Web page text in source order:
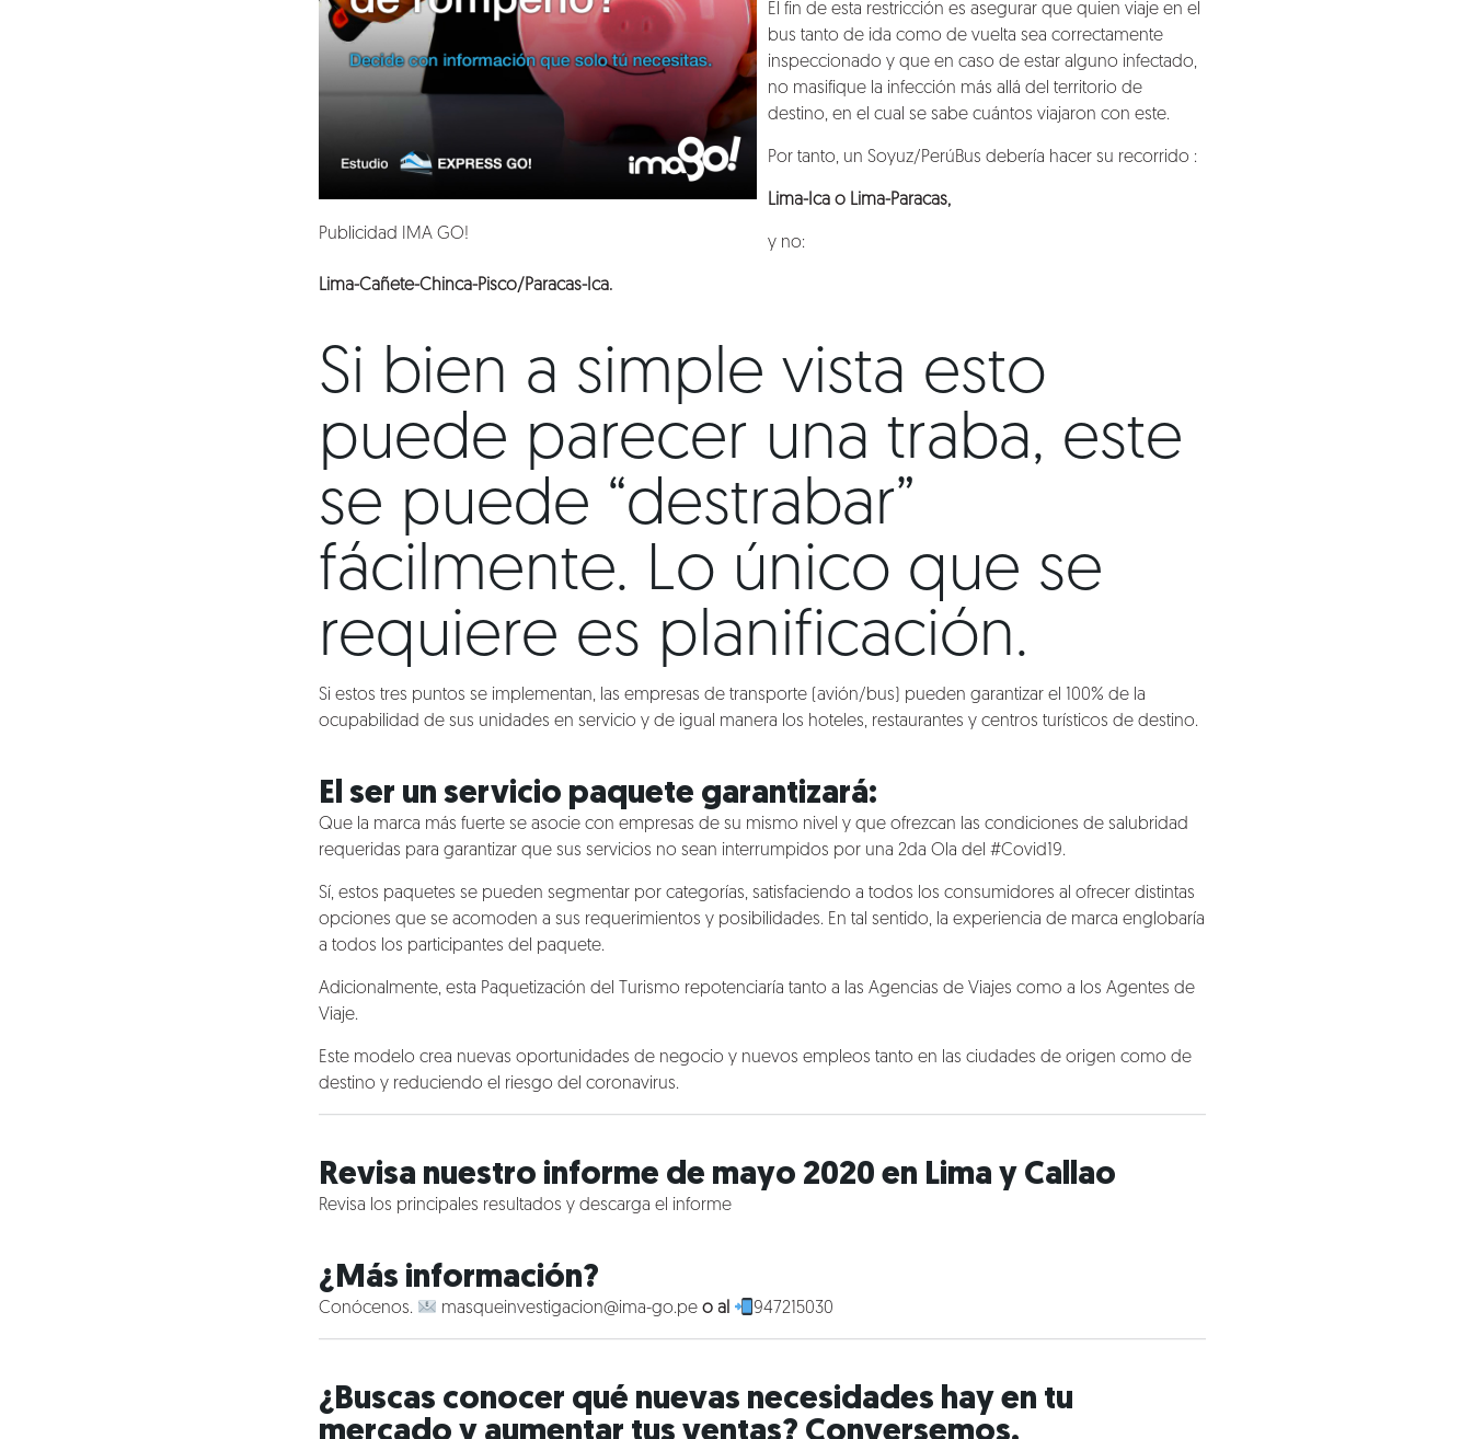
Publicidad IMA GO!
El fin de esta restricción es asegurar que quien viaje en el
bus tanto de ida como de vuelta sea correctamente
inspeccionado y que en caso de estar alguno infectado,
no masifique la infección más allá del territorio de
destino, en el cual se sabe cuántos viajaron con este.
Por tanto, un Soyuz/PerúBus debería hacer su recorrido :
Lima-Ica o Lima-Paracas,
y no:
Lima-Cañete-Chinca-Pisco/Paracas-Ica.
Si bien a simple vista esto
puede parecer una traba, este
se puede “destrabar”
fácilmente. Lo único que se
requiere es planificación.
Si estos tres puntos se implementan, las empresas de transporte (avión/bus) pueden garantizar el 100% de la
ocupabilidad de sus unidades en servicio y de igual manera los hoteles, restaurantes y centros turísticos de destino.
El ser un servicio paquete garantizará:
Que la marca más fuerte se asocie con empresas de su mismo nivel y que ofrezcan las condiciones de salubridad
requeridas para garantizar que sus servicios no sean interrumpidos por una 2da Ola del #Covid19.
Sí, estos paquetes se pueden segmentar por categorías, satisfaciendo a todos los consumidores al ofrecer distintas
opciones que se acomoden a sus requerimientos y posibilidades. En tal sentido, la experiencia de marca englobaría
a todos los participantes del paquete.
Adicionalmente, esta Paquetización del Turismo repotenciaría tanto a las Agencias de Viajes como a los Agentes de
Viaje.
Este modelo crea nuevas oportunidades de negocio y nuevos empleos tanto en las ciudades de origen como de
destino y reduciendo el riesgo del coronavirus.
Revisa nuestro informe de mayo 2020 en Lima y Callao
Revisa los principales resultados y descarga el informe
¿Más información?
Conócenos. masqueinvestigacion@ima-go.pe o al 947215030
¿Buscas conocer qué nuevas necesidades hay en tu